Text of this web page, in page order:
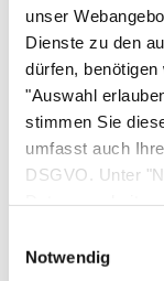
unser
Dienste zu den
dürfen,
"Auswahl
stimmen Sie
umfasst auch
DSGVO. Unter
Notwendig
notwendig.
reichlich Obst,
mindestens
und enthält
Vitamine und
Neben ihrer